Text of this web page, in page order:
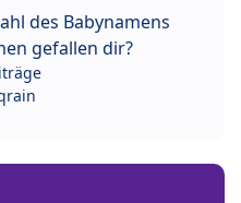
des Babynamens
gefallen dir?